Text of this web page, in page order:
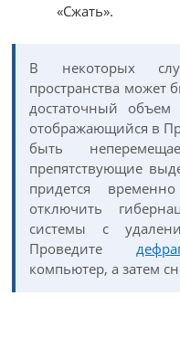
«Сжать».
В некоторых
пространства может
достаточный объем
отображающийся в
быть
препятствующие
придется
отключить
системы с
Проведите
компьютер, а затем